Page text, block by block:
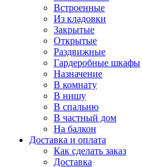
Встроенные
Из кладовки
Закрытые
Открытые
Раздвижные
Гардеробные шкафы
Назначение
В комнату
В нишу
В спальню
В частный дом
На балкон
Доставка и оплата
Как сделать заказ
Доставка